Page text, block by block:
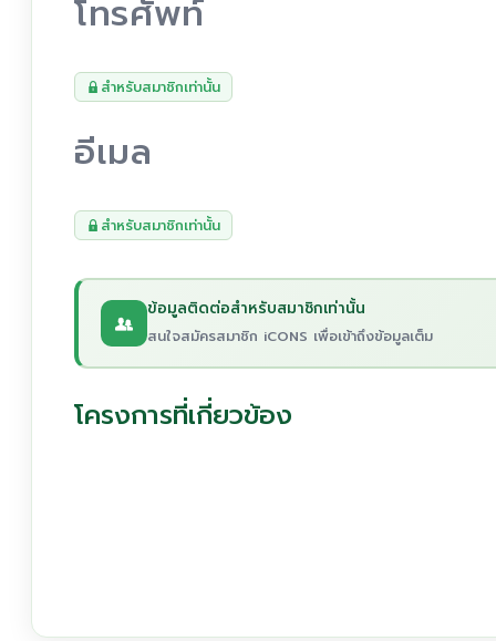
โทรศัพท์
สำหรับสมาชิกเท่านั้น
อีเมล
สำหรับสมาชิกเท่านั้น
ข้อมูลติดต่อสำหรับสมาชิกเท่านั้น
สนใจสมัครสมาชิก iCONS เพื่อเข้าถึงข้อมูลเต็ม
โครงการที่เกี่ยวข้อง